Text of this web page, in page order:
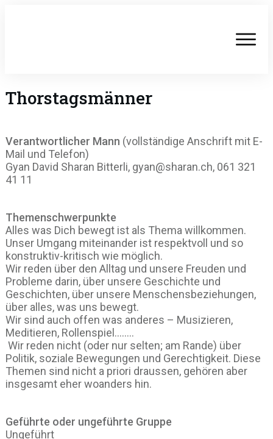
Thorstagsmänner
Verantwortlicher Mann (vollständige Anschrift mit E-
Mail und Telefon)
Gyan David Sharan Bitterli, gyan@sharan.ch, 061 321
41 11
Themenschwerpunkte
Alles was Dich bewegt ist als Thema willkommen.
Unser Umgang miteinander ist respektvoll und so
konstruktiv-kritisch wie möglich.
Wir reden über den Alltag und unsere Freuden und
Probleme darin, über unsere Geschichte und
Geschichten, über unsere Menschensbeziehungen,
über alles, was uns bewegt.
Wir sind auch offen was anderes – Musizieren,
Meditieren, Rollenspiel……..
Wir reden nicht (oder nur selten; am Rande) über
Politik, soziale Bewegungen und Gerechtigkeit. Diese
Themen sind nicht a priori draussen, gehören aber
insgesamt eher woanders hin.
Geführte oder ungeführte Gruppe
Ungeführt